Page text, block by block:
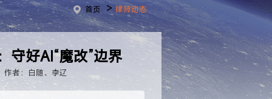
首页 >律师动态
守好AI“魔改”边界
作者：白随、李辽